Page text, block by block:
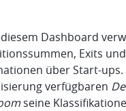
Dashboard
Exits
über Start-
verfügbaren
seine